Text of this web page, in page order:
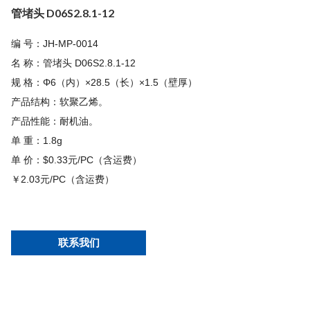
管堵头 D06S2.8.1-12
编 号：JH-MP-0014
名 称：管堵头 D06S2.8.1-12
规 格：Φ6（内）×28.5（长）×1.5（壁厚）
产品结构：软聚乙烯。
产品性能：耐机油。
单 重：1.8g
单 价：$0.33元/PC（含运费）
￥2.03元/PC（含运费）
联系我们